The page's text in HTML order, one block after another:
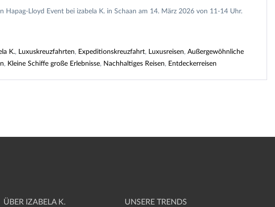
Lloyd Event bei izabela K. in Schaan am 14. März 2026 von 11-14 Uhr.
K., Luxuskreuzfahrten, Expeditionskreuzfahrt, Luxusreisen, Außergewöhnliche
, Kleine Schiffe große Erlebnisse, Nachhaltiges Reisen, Entdeckerreisen
ÜBER IZABELA K. UNSERE TRENDS